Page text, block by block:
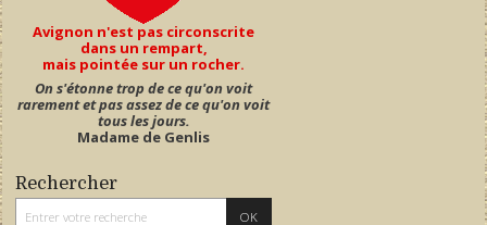
Avignon n'est pas circonscrite
dans un rempart,
mais pointée sur un rocher.
On s'étonne trop de ce qu'on voit
rarement et pas assez de ce qu'on voit
tous les jours.
Madame de Genlis
Rechercher